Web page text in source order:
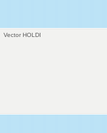
Vector HOLDI